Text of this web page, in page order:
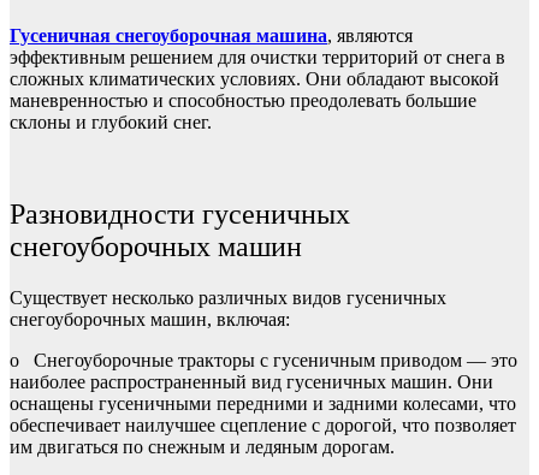
Гусеничная снегоуборочная машина, являются
эффективным решением для очистки территорий от снега в
сложных климатических условиях. Они обладают высокой
маневренностью и способностью преодолевать большие
склоны и глубокий снег.
Разновидности гусеничных
снегоуборочных машин
Существует несколько различных видов гусеничных
снегоуборочных машин, включая:
o
Снегоуборочные тракторы с гусеничным приводом — это
наиболее распространенный вид гусеничных машин. Они
оснащены гусеничными передними и задними колесами, что
обеспечивает наилучшее сцепление с дорогой, что позволяет
им двигаться по снежным и ледяным дорогам.